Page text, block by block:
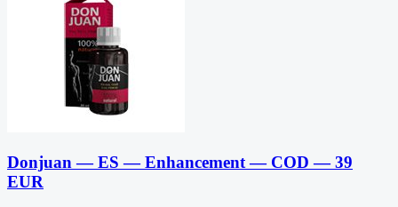
Donjuan — ES — Enhancement — COD — 39
EUR